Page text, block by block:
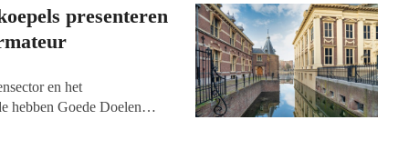
presenteren
en het
hebben Goede Doelen